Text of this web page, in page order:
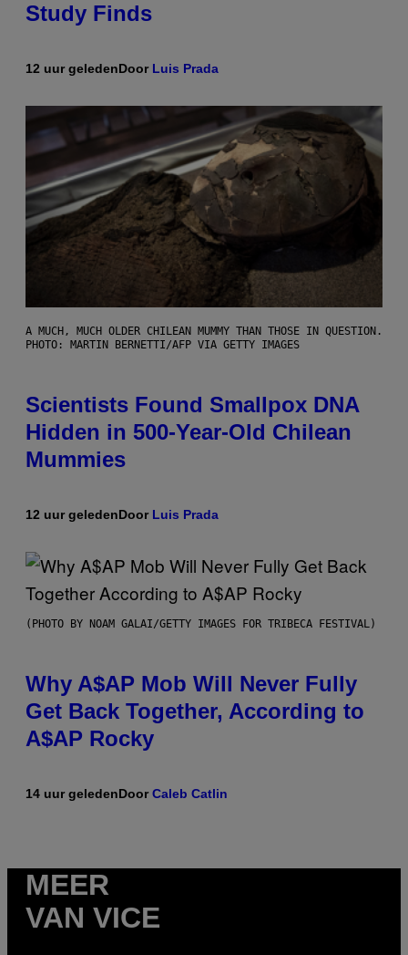
Study Finds
12 uur geledenDoor Luis Prada
A MUCH, MUCH OLDER CHILEAN MUMMY THAN THOSE IN QUESTION.
PHOTO: MARTIN BERNETTI/AFP VIA GETTY IMAGES
Scientists Found Smallpox DNA
Hidden in 500-Year-Old Chilean
Mummies
12 uur geledenDoor Luis Prada
(PHOTO BY NOAM GALAI/GETTY IMAGES FOR TRIBECA FESTIVAL)
Why A$AP Mob Will Never Fully
Get Back Together, According to
A$AP Rocky
14 uur geledenDoorCaleb Catlin
MEER
VAN VICE